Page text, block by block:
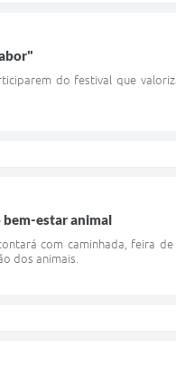
do festival que
bem-estar animal
com caminhada, feira
dos animais.